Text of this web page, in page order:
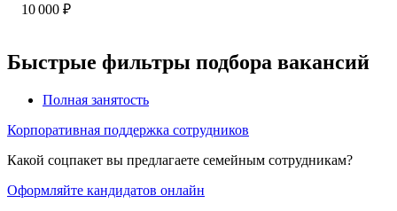
10 000 ₽
Быстрые фильтры подбора вакансий
Полная занятость
Корпоративная поддержка сотрудников
Какой соцпакет вы предлагаете семейным сотрудникам?
Оформляйте кандидатов онлайн